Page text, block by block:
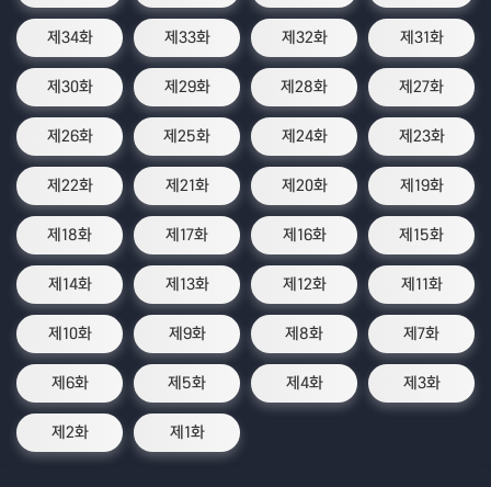
제34화 제33화 제32화 제31화
제30화 제29화 제28화 제27화
제26화 제25화 제24화 제23화
제22화 제21화 제20화 제19화
제18화 제17화 제16화 제15화
제14화 제13화 제12화 제11화
제10화 제9화 제8화 제7화
제6화 제5화 제4화 제3화
제2화 제1화